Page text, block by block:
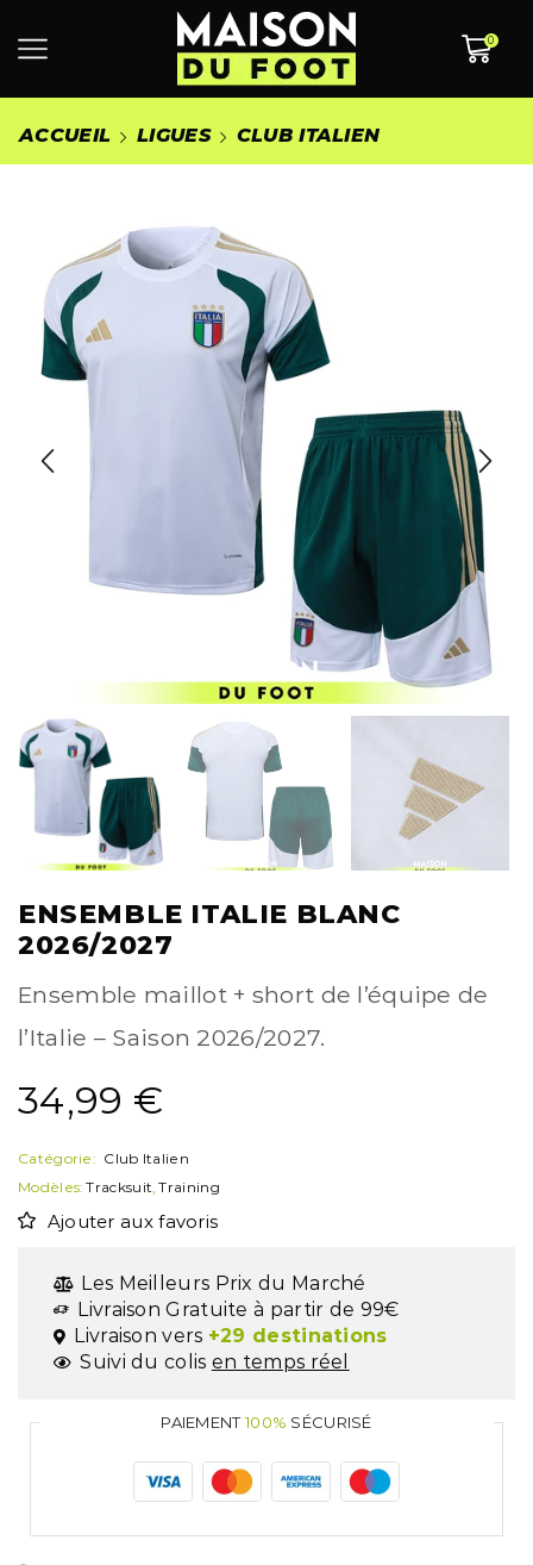
0
ACCUEIL LIGUES CLUB ITALIEN
ENSEMBLE ITALIE BLANC
2026/2027
Ensemble maillot + short de l’équipe de
l’Italie – Saison 2026/2027.
34,99 €
Catégorie: Club Italien
Modèles: Tracksuit, Training
Ajouter aux favoris
Les Meilleurs Prix du Marché
Livraison Gratuite à partir de 99€
Livraison vers +29 destinations
Suivi du colis en temps réel
PAIEMENT100% SÉCURISÉ